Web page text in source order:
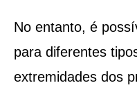
No entanto, é
para diferentes
extremidades dos